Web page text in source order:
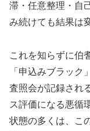
滞・任意整理・自
み続けても結果は
これを知らずに伯
「申込みブラッ
査照会が記録され
ス評価になる悪循
状態の多くは、こ